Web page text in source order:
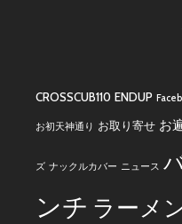
CROSSCUB110 ENDUP
お初天神通り お取り寄せ お
ズ ナックルカバー ニュース
ンチ ラーメ